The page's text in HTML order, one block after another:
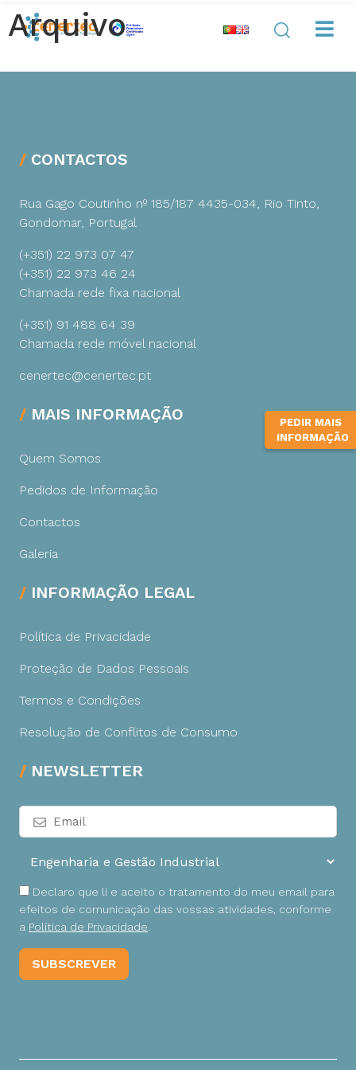
PEDIR MAIS
INFORMAÇÃO
Arquivo
CONTACTOS
Rua Gago Coutinho nº 185/187 4435-034, Rio Tinto,
Gondomar, Portugal
(+351) 22 973 07 47
(+351) 22 973 46 24
Chamada rede fixa nacional
(+351) 91 488 64 39
Chamada rede móvel nacional
cenertec@cenertec.pt
MAIS INFORMAÇÃO
Quem Somos
Pedidos de Informação
Contactos
Galeria
INFORMAÇÃO LEGAL
Política de Privacidade
Proteção de Dados Pessoais
Termos e Condições
Resolução de Conflitos de Consumo
NEWSLETTER
Declaro que li e aceito o tratamento do meu email para
efeitos de comunicação das vossas atividades, conforme
a Política de Privacidade